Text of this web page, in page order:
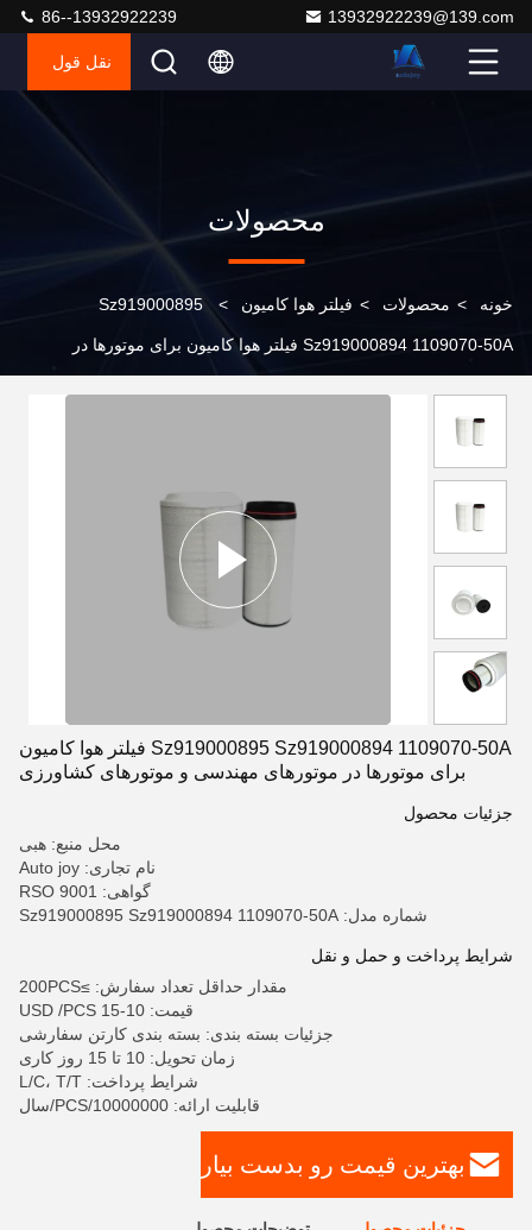
13932922239@139.com
86--13932922239
نقل قول
محصولات
خونه > محصولات > فیلتر هوا کامیون >
Sz919000895
Sz919000894 1109070-50A فیلتر هوا کامیون برای موتورها در
Sz919000895 Sz919000894 1109070-50A فیلتر هوا کامیون
برای موتورها در موتورهای مهندسی و موتورهای کشاورزی
جزئیات محصول
محل منبع: هبی
نام تجاری: Auto joy
گواهی: RSO 9001
شماره مدل: Sz919000895 Sz919000894 1109070-50A
شرایط پرداخت و حمل و نقل
مقدار حداقل تعداد سفارش: ≥200PCS
قیمت: 10-15 USD /PCS
جزئیات بسته بندی: بسته بندی کارتن سفارشی
زمان تحویل: 10 تا 15 روز کاری
شرایط پرداخت: L/C، T/T
قابلیت ارائه: 10000000/PCS/سال
بهترین قیمت رو بدست بیار